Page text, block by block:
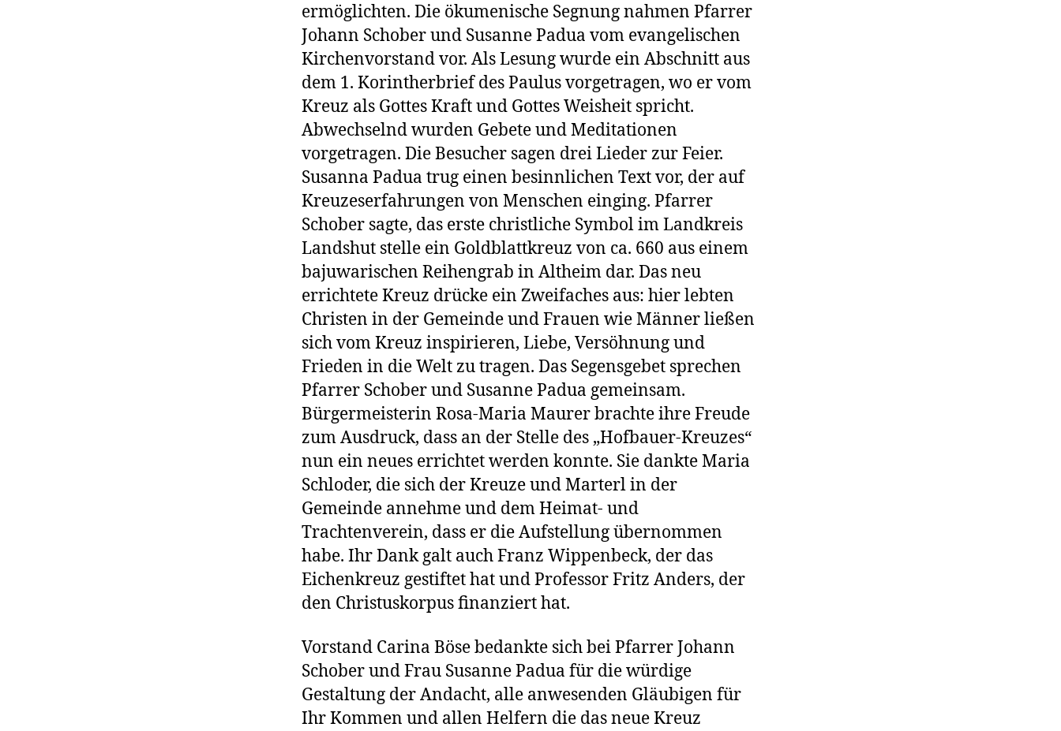
ermöglichten. Die ökumenische Segnung nahmen Pfarrer
Johann Schober und Susanne Padua vom evangelischen
Kirchenvorstand vor. Als Lesung wurde ein Abschnitt aus
dem 1. Korintherbrief des Paulus vorgetragen, wo er vom
Kreuz als Gottes Kraft und Gottes Weisheit spricht.
Abwechselnd wurden Gebete und Meditationen
vorgetragen. Die Besucher sagen drei Lieder zur Feier.
Susanna Padua trug einen besinnlichen Text vor, der auf
Kreuzeserfahrungen von Menschen einging. Pfarrer
Schober sagte, das erste christliche Symbol im Landkreis
Landshut stelle ein Goldblattkreuz von ca. 660 aus einem
bajuwarischen Reihengrab in Altheim dar. Das neu
errichtete Kreuz drücke ein Zweifaches aus: hier lebten
Christen in der Gemeinde und Frauen wie Männer ließen
sich vom Kreuz inspirieren, Liebe, Versöhnung und
Frieden in die Welt zu tragen. Das Segensgebet sprechen
Pfarrer Schober und Susanne Padua gemeinsam.
Bürgermeisterin Rosa-Maria Maurer brachte ihre Freude
zum Ausdruck, dass an der Stelle des „Hofbauer-Kreuzes“
nun ein neues errichtet werden konnte. Sie dankte Maria
Schloder, die sich der Kreuze und Marterl in der
Gemeinde annehme und dem Heimat- und
Trachtenverein, dass er die Aufstellung übernommen
habe. Ihr Dank galt auch Franz Wippenbeck, der das
Eichenkreuz gestiftet hat und Professor Fritz Anders, der
den Christuskorpus finanziert hat.
Vorstand Carina Böse bedankte sich bei Pfarrer Johann
Schober und Frau Susanne Padua für die würdige
Gestaltung der Andacht, alle anwesenden Gläubigen für
Ihr Kommen und allen Helfern die das neue Kreuz